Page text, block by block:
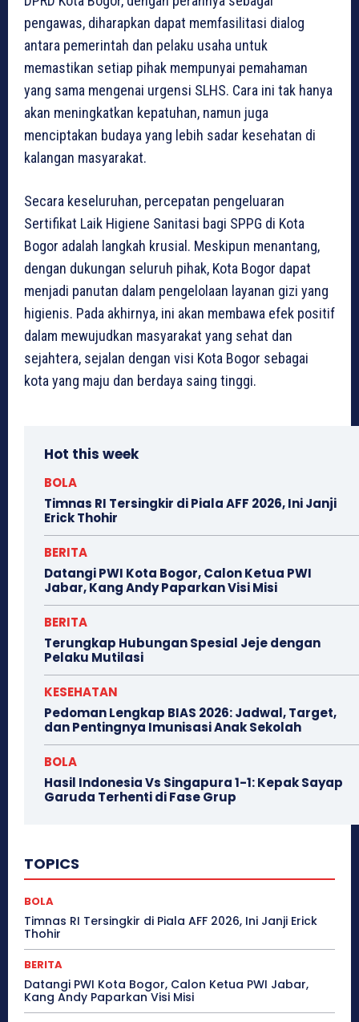
pengawas, diharapkan dapat memfasilitasi dialog
antara pemerintah dan pelaku usaha untuk
memastikan setiap pihak mempunyai pemahaman
yang sama mengenai urgensi SLHS. Cara ini tak hanya
akan meningkatkan kepatuhan, namun juga
menciptakan budaya yang lebih sadar kesehatan di
kalangan masyarakat.
Secara keseluruhan, percepatan pengeluaran
Sertifikat Laik Higiene Sanitasi bagi SPPG di Kota
Bogor adalah langkah krusial. Meskipun menantang,
dengan dukungan seluruh pihak, Kota Bogor dapat
menjadi panutan dalam pengelolaan layanan gizi yang
higienis. Pada akhirnya, ini akan membawa efek positif
dalam mewujudkan masyarakat yang sehat dan
sejahtera, sejalan dengan visi Kota Bogor sebagai
kota yang maju dan berdaya saing tinggi.
Hot this week
BOLA
Timnas RI Tersingkir di Piala AFF 2026, Ini Janji
Erick Thohir
BERITA
Datangi PWI Kota Bogor, Calon Ketua PWI
Jabar, Kang Andy Paparkan Visi Misi
BERITA
Terungkap Hubungan Spesial Jeje dengan
Pelaku Mutilasi
KESEHATAN
Pedoman Lengkap BIAS 2026: Jadwal, Target,
dan Pentingnya Imunisasi Anak Sekolah
BOLA
Hasil Indonesia Vs Singapura 1-1: Kepak Sayap
Garuda Terhenti di Fase Grup
TOPICS
BOLA
Timnas RI Tersingkir di Piala AFF 2026, Ini Janji Erick
Thohir
BERITA
Datangi PWI Kota Bogor, Calon Ketua PWI Jabar,
Kang Andy Paparkan Visi Misi